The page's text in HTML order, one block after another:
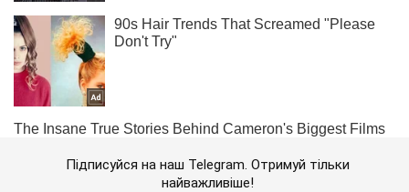
Підписуйся на наш Telegram. Отримуй тільки
найважливіше!